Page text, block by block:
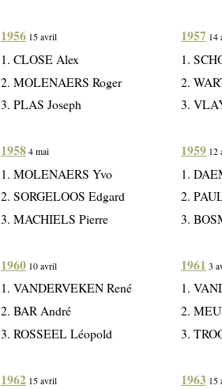
1956 15 avril
1. CLOSE Alex
2. MOLENAERS Roger
3. PLAS Joseph
1958 4 mai
1. MOLENAERS Yvo
2. SORGELOOS Edgard
3. MACHIELS Pierre
1960 10 avril
1. VANDERVEKEN René
2. BAR André
3. ROSSEEL Léopold
1962 15 avril
1957 14
1.
2.
3.
1959 12
1.
2.
3.
1961 3
1.
2.
3.
1963 15